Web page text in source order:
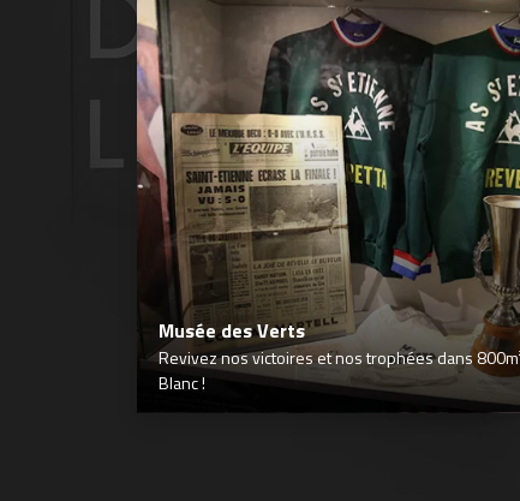
Musée des Verts
Revivez nos victoires et nos trophées dans
Blanc !